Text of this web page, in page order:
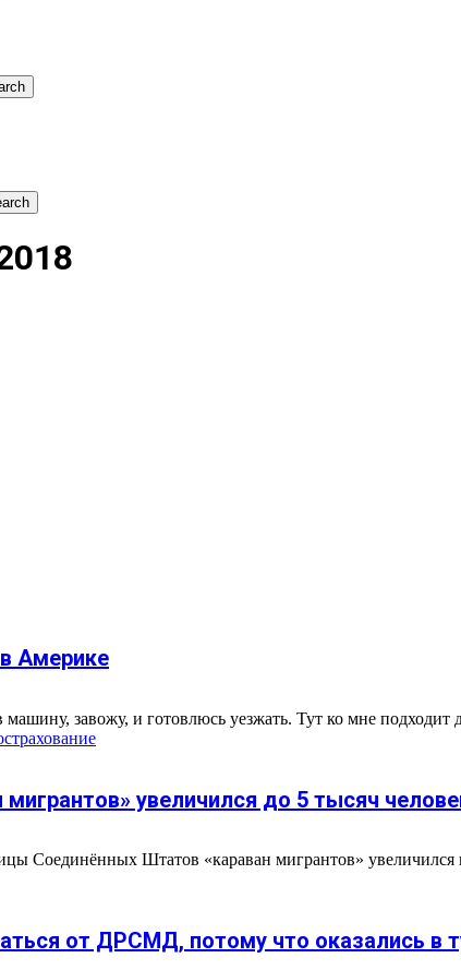
Америке
завожу, и готовлюсь уезжать. Тут ко мне
увеличился до 5 тысяч
Соединённых Штатов «караван мигрантов» увеличился
от ДРСМД, потому что оказались в